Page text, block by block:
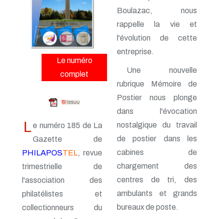
n° 161 - Octobre 2014
n° 160 - Juillet 2014
n° 159 - Avril 2014
n° 158 - Janvier 2014
n° 157 - Octobre 2013
n° 156 -Juillet 2013
n° 155 - Avril 2013
n° 154 - Janvier 2013
n° 153 - Octobre 2012
n° 151 - Avril 2012
n° 149 - Octobre 2011
n° 147 - Avril 2011
n° 146 - Janvier 2011
n° 144 - Juillet 2010
n° 143 - Avril 2010
n° 142 - Janvier 2010
n° 140 - Juillet 2009
Le numéro
complet
Le numéro 185 de La
Gazette de
PHILAPOSTEL, revue
trimestrielle de
l'association des
philatélistes et
collectionneurs du
Boulazac, nous
rappelle la vie et
l'évolution de cette
entreprise.
Une nouvelle
rubrique Mémoire de
Postier nous plonge
dans l'évocation
nostalgique du travail
de postier dans les
cabines de
chargement des
centres de tri, des
ambulants et grands
bureaux de poste.